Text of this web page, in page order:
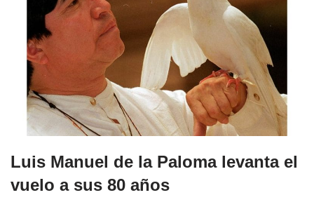
Luis Manuel de la Paloma levanta el
vuelo a sus 80 años